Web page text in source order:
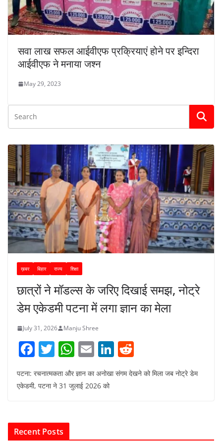
सवा लाख सफल आईवीएफ प्रक्रियाएं होने पर इन्दिरा
आईवीएफ ने मनाया जश्न
May 29, 2023
ख़बर बिहार राज्य शिक्षा
छात्रों ने मॉडल्स के जरिए दिखाई समझ, नोट्रे
डेम एकेडमी पटना में लगा ज्ञान का मेला
July 31, 2026 Manju Shree
F
c
o
T
itt
W
at
E
m
ai
Li
n
k
e
d
पटना: रचनात्मकता और ज्ञान का अनोखा संगम देखने को मिला जब नोट्रे डेम
एकेडमी, पटना ने 31 जुलाई 2026 को
Recent Posts